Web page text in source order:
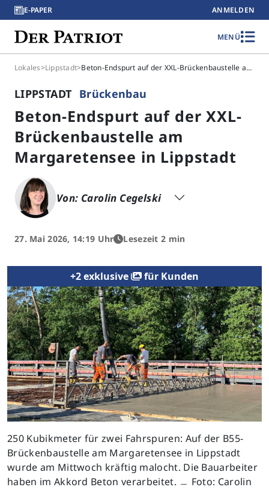
E-PAPER ANMELDEN
MENÜ
Lokales>Lippstadt> Beton-Endspurt auf der XXL-Brückenbaustelle am Margaretensee in Lippstadt
LIPPSTADT Brückenbau
Beton-Endspurt auf der XXL-
Brückenbaustelle am
Margaretensee in Lippstadt
Von: Carolin Cegelski
27. Mai 2026, 14:19 Uhr Lesezeit 2 min
+2 exklusive für Kunden
250 Kubikmeter für zwei Fahrspuren: Auf der B55-
Brückenbaustelle am Margaretensee in Lippstadt
wurde am Mittwoch kräftig malocht. Die Bauarbeiter
haben im Akkord Beton verarbeitet. ﹘ Foto: Carolin